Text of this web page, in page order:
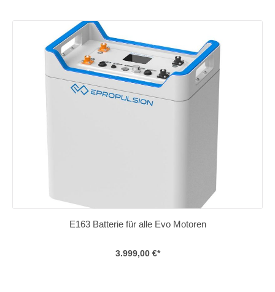
E163 Batterie für alle Evo Motoren
3.999,00 €*